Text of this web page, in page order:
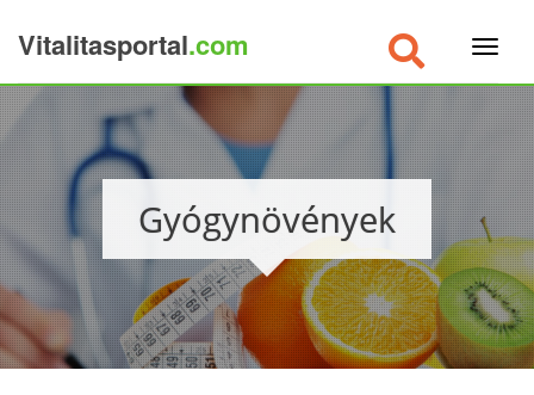
Vitalitasportal.com
Gyógynövények
×